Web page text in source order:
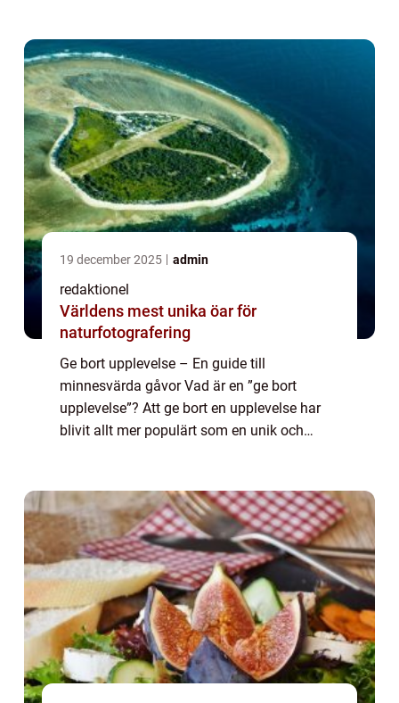
19 december 2025 admin
redaktionel
Världens mest unika öar för
naturfotografering
Ge bort upplevelse – En guide till
minnesvärda gåvor Vad är en ”ge bort
upplevelse”? Att ge bort en upplevelse har
blivit allt mer populärt som en unik och